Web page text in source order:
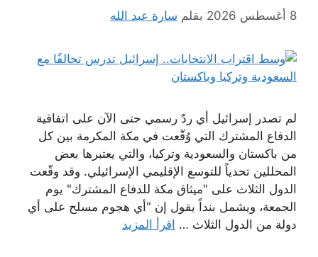
8 أغسطس 2026 بقلم سارة عبد الله
لم تصدر إسرائيل أي ردّ رسمي حتى الآن على اتفاقية
الدفاع المشترك التي وُقّعت في مكة المكرمة بين كل
من باكستان والسعودية وتركيا، والتي يعتبرها بعض
المحللين تحدياً للتوسع الإقليمي الإسرائيلي. وقد وقّعت
الدول الثلاث على "ميثاق مكة للدفاع المشترك" يوم
الجمعة، ويشمل بنداً يقول إن "أي هجوم مسلح على أي
دولة من الدول الثلاث … اقرأ المزيد